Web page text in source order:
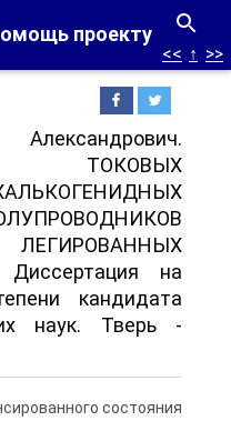
проекту
<< ↑ >>
ТОКОВЫХ
ЛЕГИРОВАННЫХ
на
кандидата
наук. Тверь -
состояния